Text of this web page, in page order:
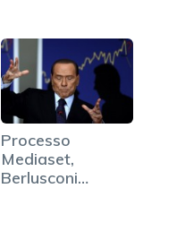
Processo
Mediaset,
Berlusconi